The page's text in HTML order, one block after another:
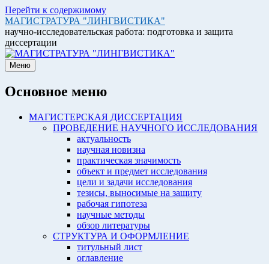
Перейти к содержимому
МАГИСТРАТУРА "ЛИНГВИСТИКА"
научно-исследовательская работа: подготовка и защита
диссертации
Меню
Основное меню
МАГИСТЕРСКАЯ ДИССЕРТАЦИЯ
ПРОВЕДЕНИЕ НАУЧНОГО ИССЛЕДОВАНИЯ
актуальность
научная новизна
практическая значимость
объект и предмет исследования
цели и задачи исследования
тезисы, выносимые на защиту
рабочая гипотеза
научные методы
обзор литературы
СТРУКТУРА И ОФОРМЛЕНИЕ
титульный лист
оглавление